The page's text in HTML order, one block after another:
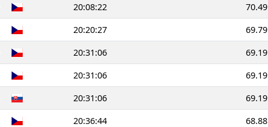
20:08:22 70.49
20:20:27 69.79
20:31:06 69.19
20:31:06 69.19
20:31:06 69.19
20:36:44 68.88